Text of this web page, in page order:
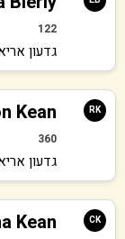
122
גדעון
Kean
360
גדעון
RK
Kean CK